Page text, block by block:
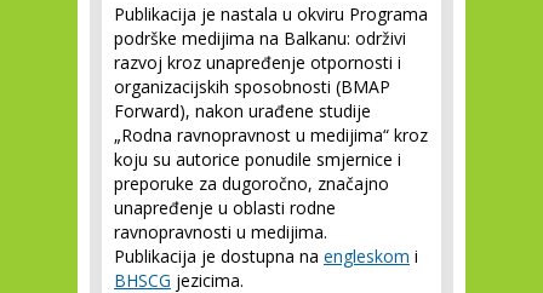
Publikacija je nastala u okviru Programa
podrške medijima na Balkanu: održivi
razvoj kroz unapređenje otpornosti i
organizacijskih sposobnosti (BMAP
Forward), nakon urađene studije
„Rodna ravnopravnost u medijima“ kroz
koju su autorice ponudile smjernice i
preporuke za dugoročno, značajno
unapređenje u oblasti rodne
ravnopravnosti u medijima.
Publikacija je dostupna na engleskom i
BHSCG jezicima.